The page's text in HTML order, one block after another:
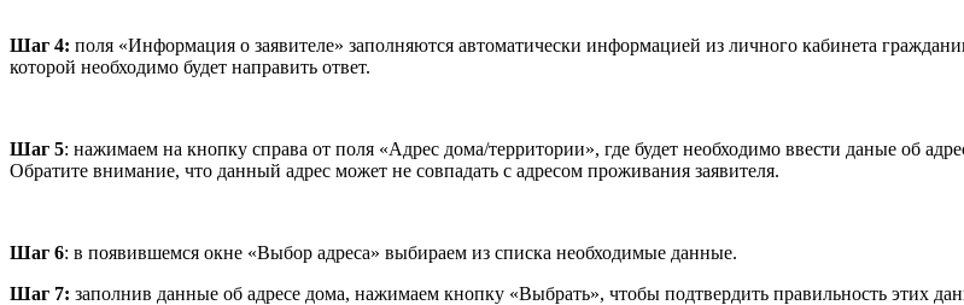
Шаг 4: поля «Информация о заявителе» заполняются автоматически информацией из личного кабинета
которой необходимо будет направить ответ.
Шаг 5: нажимаем на кнопку справа от поля «Адрес дома/территории», где будет необходимо ввести даные об
Обратите внимание, что данный адрес может не совпадать с адресом проживания заявителя.
Шаг 6: в появившемся окне «Выбор адреса» выбираем из списка необходимые данные.
Шаг 7: заполнив данные об адресе дома, нажимаем кнопку «Выбрать», чтобы подтвердить правильность этих